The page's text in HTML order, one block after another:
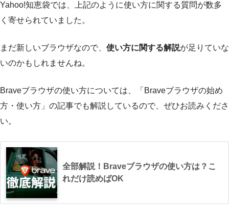
Yahoo!知恵袋では、上記のように使い方に関する質問が数多
く寄せられていました。
まだ新しいブラウザなので、 使い方に関する解説が足りていな
いのかもしれませんね。
Braveブラウザの使い方については、「Braveブラウザの始め
方・使い方」の記事でも解説しているので、ぜひお読みくださ
い。
全部解説！Braveブラウザの使い方は？こ
れだけ読めばOK